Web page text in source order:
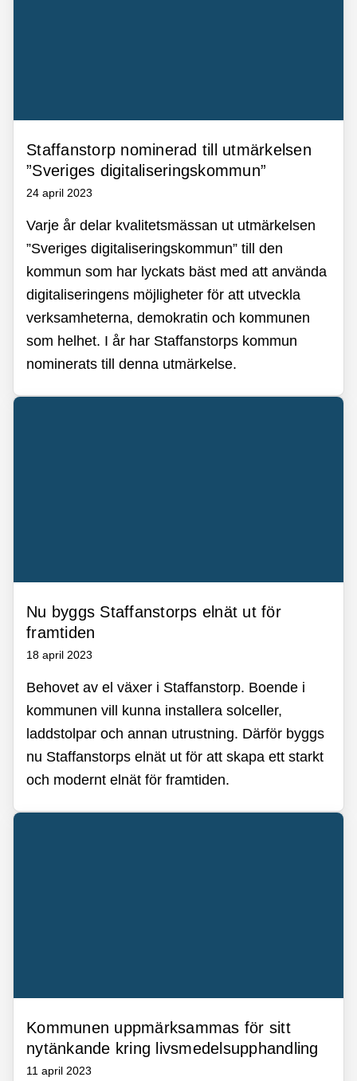
Staffanstorp nominerad till utmärkelsen
”Sveriges digitaliseringskommun”
24 april 2023
Varje år delar kvalitetsmässan ut utmärkelsen
”Sveriges digitaliseringskommun” till den
kommun som har lyckats bäst med att använda
digitaliseringens möjligheter för att utveckla
verksamheterna, demokratin och kommunen
som helhet. I år har Staffanstorps kommun
nominerats till denna utmärkelse.
Nu byggs Staffanstorps elnät ut för
framtiden
18 april 2023
Behovet av el växer i Staffanstorp. Boende i
kommunen vill kunna installera solceller,
laddstolpar och annan utrustning. Därför byggs
nu Staffanstorps elnät ut för att skapa ett starkt
och modernt elnät för framtiden.
Kommunen uppmärksammas för sitt
nytänkande kring livsmedelsupphandling
11 april 2023